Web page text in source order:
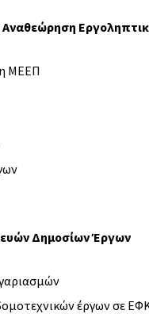
ΜΕΕΠ
Δημοσίων Έργων
έργων σε